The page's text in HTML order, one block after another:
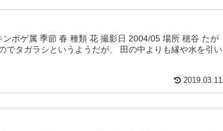
ポゲ属 季節 春 種類 花 撮影日 2004/05 場所 穂谷 たが
でタガラシというようだが、 田の中よりも縁や水を引い
2019.03.11